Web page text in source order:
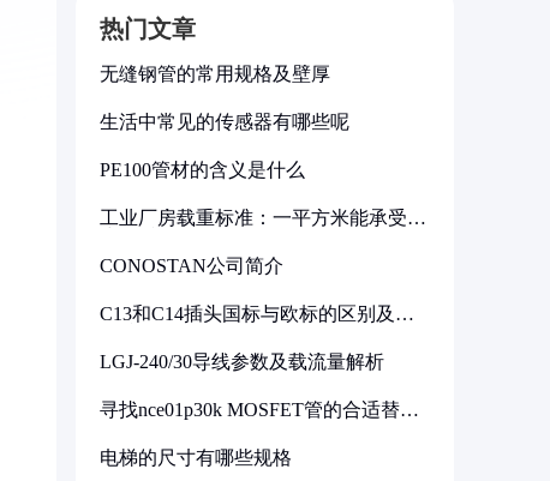
热门文章
无缝钢管的常用规格及壁厚
生活中常见的传感器有哪些呢
PE100管材的含义是什么
工业厂房载重标准：一平方米能承受多
CONOSTAN公司简介
C13和C14插头国标与欧标的区别及其
LGJ-240/30导线参数及载流量解析
寻找nce01p30k MOSFET管的合适替代
电梯的尺寸有哪些规格